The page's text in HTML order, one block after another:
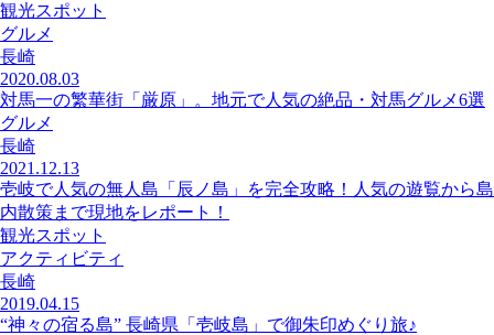
観光スポット
グルメ
長崎
2020.08.03
対馬一の繁華街「厳原」。地元で人気の絶品・対馬グルメ6選
グルメ
長崎
2021.12.13
壱岐で人気の無人島「辰ノ島」を完全攻略！人気の遊覧から島
内散策まで現地をレポート！
観光スポット
アクティビティ
長崎
2019.04.15
“神々の宿る島” 長崎県「壱岐島」で御朱印めぐり旅♪